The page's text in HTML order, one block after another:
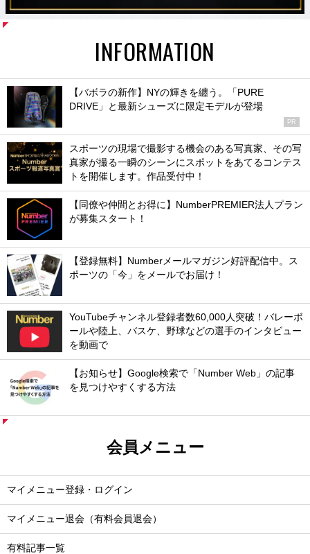
INFORMATION
【バボラの新作】NYの輝きを纏う。「PURE
DRIVE」と最新シューズに限定モデルが登場
PR
スポーツの現場で撮影する機会のある写真家、その写
真家が撮る一瞬のシーンにスポットをあてるコンテス
トを開催します。作品受付中！
【同僚や仲間とお得に】NumberPREMIER法人プラン
が募集スタート！
【登録無料】Numberメールマガジン好評配信中。ス
ポーツの「今」をメールでお届け！
YouTubeチャンネル登録者数60,000人突破！バレーボ
ールや陸上、バスケ、野球などの選手のインタビュー
を動画で
【お知らせ】Google検索で「Number Web」の記事
を見つけやすくする方法
会員メニュー
マイメニュー登録・ログイン
マイメニュー退会（有料会員退会）
有料記事一覧